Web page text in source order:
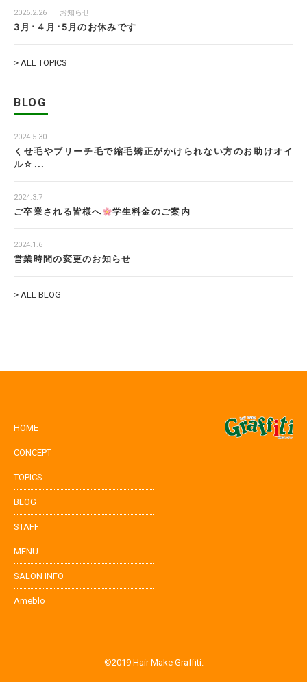
2026.2.26 お知らせ
3月･４月･5月のお休みです
> ALL TOPICS
BLOG
2024.5.30
くせ毛やブリーチ毛で縮毛矯正がかけられない方のお助けオイ
ル☆...
2024.3.7
ご卒業される皆様へ 学生料金のご案内
2024.1.6
営業時間の変更のお知らせ
> ALL BLOG
HOME
CONCEPT
TOPICS
BLOG
STAFF
MENU
SALON INFO
Ameblo
©2019 Hair Make Graffiti.